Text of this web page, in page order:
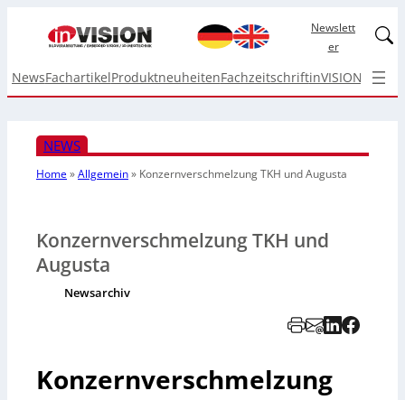
Newslett
er
NewsFachartikelProduktneuheitenFachzeitschriftinVISION Top
NEWS
Home»Allgemein» Konzernverschmelzung TKH und Augusta
Konzernverschmelzung TKH und
Augusta
Newsarchiv
Konzernverschmelzung